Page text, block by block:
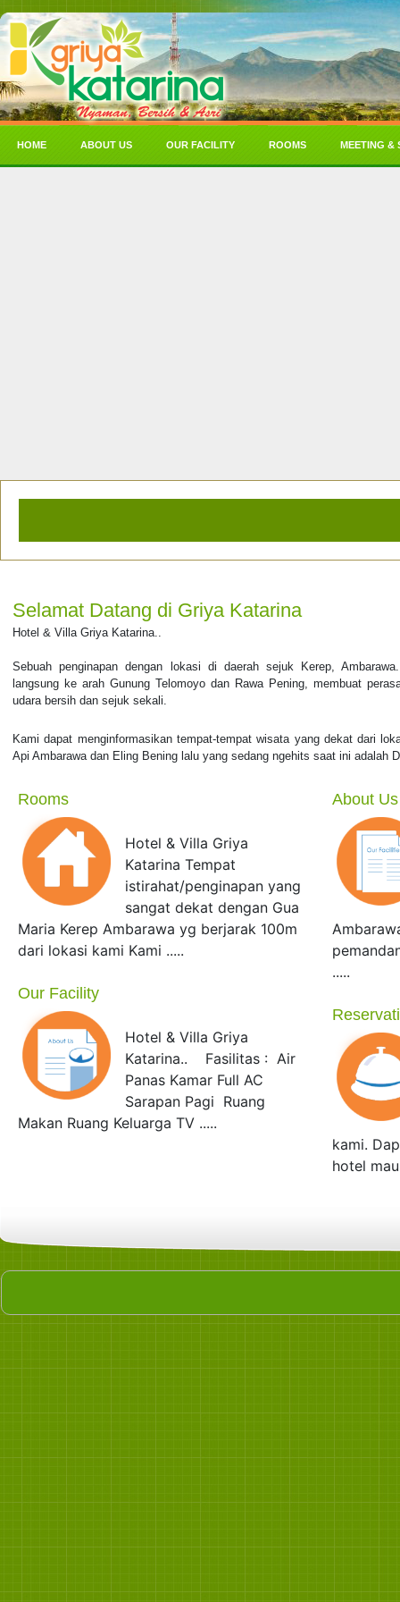
HOME ABOUT US OUR FACILITY ROOMS MEETING &
Selamat Datang di Griya Katarina
Hotel & Villa Griya Katarina..
Sebuah penginapan dengan lokasi di daerah sejuk Kerep,
langsung ke arah Gunung Telomoyo dan Rawa Pening, membuat
udara bersih dan sejuk sekali.
Kami dapat menginformasikan tempat-tempat wisata yang dekat dari
Api Ambarawa dan Eling Bening lalu yang sedang ngehits saat ini adalah
Rooms
Hotel & Villa Griya
Katarina Tempat
istirahat/penginapan yang
sangat dekat dengan Gua
Maria Kerep Ambarawa yg berjarak 100m
dari lokasi kami Kami .....
Our Facility
Hotel & Villa Griya
Katarina.. Fasilitas : Air
Panas Kamar Full AC
Sarapan Pagi Ruang
Makan Ruang Keluarga TV .....
About Us
.....
kami.
hotel